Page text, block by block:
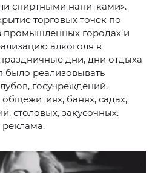
спиртными напитками».
торговых точек по
промышленных городах и
алкоголя в
дни, дни отдыха
было реализовывать
госучреждений,
общежитиях, банях, садах,
столовых, закусочных.
реклама.